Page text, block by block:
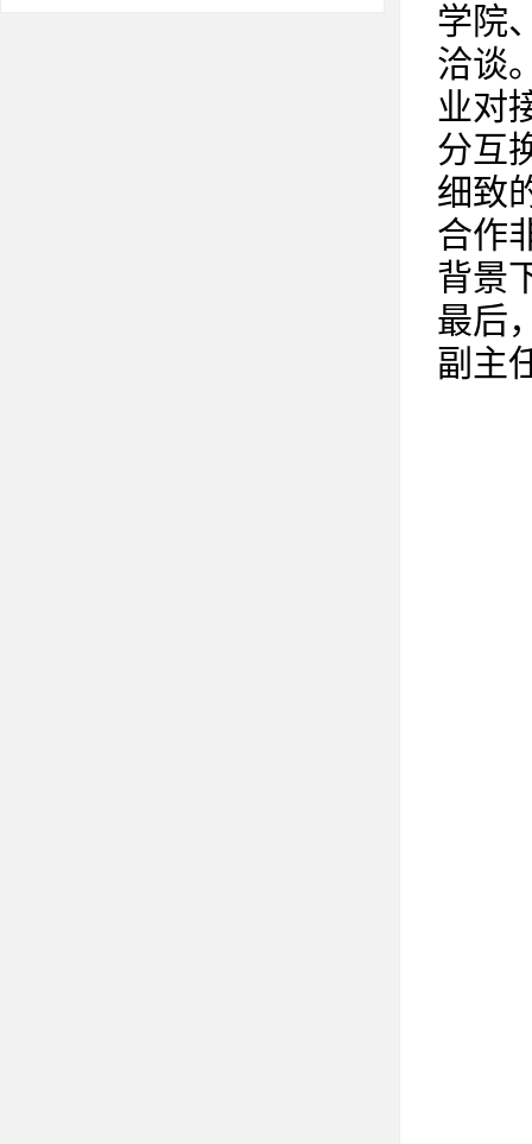
学院
洽谈
业对
分互
细致
合作
背景
最后
副主